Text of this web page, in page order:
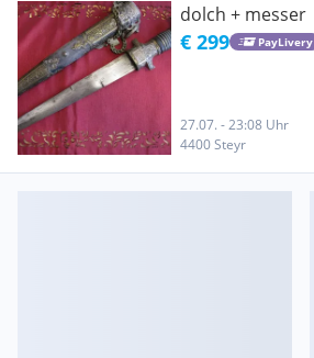
dolch + messer
€ 299 PayLivery
27.07. - 23:08 Uhr
4400 Steyr